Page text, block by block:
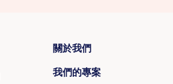
關於我們
我們的專案